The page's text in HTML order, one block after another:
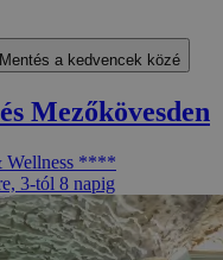
Mentés a kedvencek közé
Mezőkövesden
Wellness ****
3-tól 8 napig